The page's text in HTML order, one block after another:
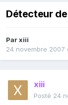
Détecteur
Parxiii
24 novembre 2007
xiii
Posté 24